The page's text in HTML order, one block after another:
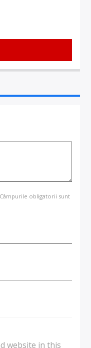
obligatorii sunt
website in this